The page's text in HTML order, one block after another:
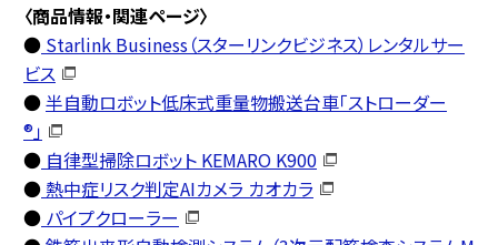
〈商品情報・関連ページ〉
● Starlink Business（スターリンクビジネス）レンタルサー
ビス
●半自動ロボット低床式重量物搬送台車「ストローダー
®」
● 自律型掃除ロボット KEMARO K900
●熱中症リスク判定AIカメラ カオカラ
● パイプクローラー